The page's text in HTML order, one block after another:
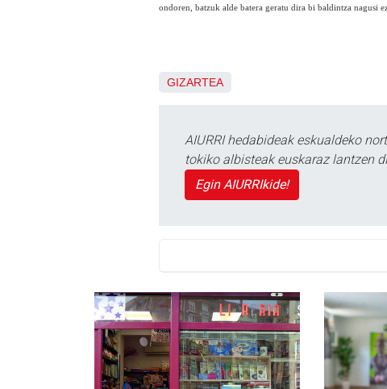
ondoren, batzuk alde batera geratu dira bi baldintza nagusi
GIZARTEA
AIURRI hedabideak eskualdeko
tokiko albisteak euskaraz lantzen
Egin AIURRIkide!